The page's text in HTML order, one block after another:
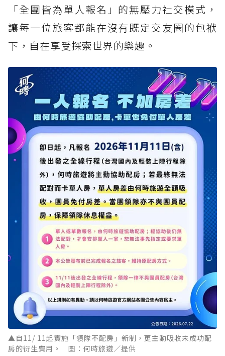
「全團皆為單人報名」的無壓力社交模式，
讓每一位旅客都能在沒有既定交友圈的包袱
下，自在享受探索世界的樂趣。
▲自11/ 11起實施「領隊不配房」新制，更主動吸收未成功配
房的衍生費用。 圖：何時旅遊／提供